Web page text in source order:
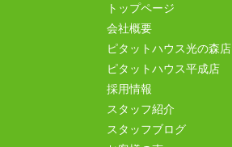
トップページ
会社概要
ピタットハウス光の森店
ピタットハウス平成店
採用情報
スタッフ紹介
スタッフブログ